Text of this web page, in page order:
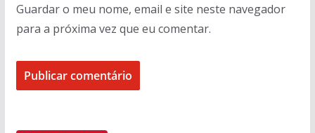
Guardar o meu nome, email e site neste navegador
para a próxima vez que eu comentar.